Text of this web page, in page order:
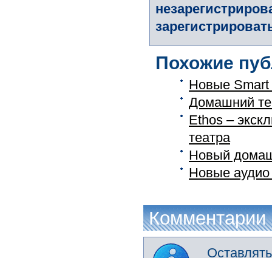
Похожие
Новые Smart
Домашний
Ethos –
театра
Новый
Новые
Комментарии